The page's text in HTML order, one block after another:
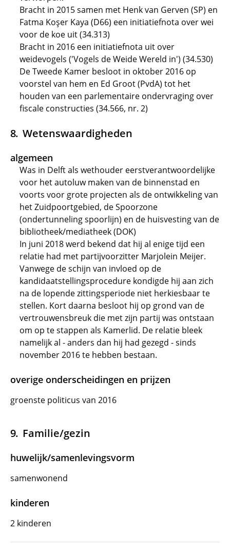
Bracht in 2015 samen met Henk van Gerven (SP) en
Fatma Koşer Kaya (D66) een initiatiefnota over wei
voor de koe uit (34.313)
Bracht in 2016 een initiatiefnota uit over
weidevogels ('Vogels de Weide Wereld in') (34.530)
De Tweede Kamer besloot in oktober 2016 op
voorstel van hem en Ed Groot (PvdA) tot het
houden van een parlementaire ondervraging over
fiscale constructies (34.566, nr. 2)
Wetenswaardigheden
algemeen
Was in Delft als wethouder eerstverantwoordelijke
voor het autoluw maken van de binnenstad en
voorts voor grote projecten als de ontwikkeling van
het Zuidpoortgebied, de Spoorzone
(ondertunneling spoorlijn) en de huisvesting van de
bibliotheek/mediatheek (DOK)
In juni 2018 werd bekend dat hij al enige tijd een
relatie had met partijvoorzitter Marjolein Meijer.
Vanwege de schijn van invloed op de
kandidaatstellingsprocedure kondigde hij aan zich
na de lopende zittingsperiode niet herkiesbaar te
stellen. Kort daarna besloot hij op grond van de
vertrouwensbreuk die met zijn partij was ontstaan
om op te stappen als Kamerlid. De relatie bleek
namelijk al - anders dan hij had gezegd - sinds
november 2016 te hebben bestaan.
overige onderscheidingen en prijzen
groenste politicus van 2016
Familie/gezin
huwelijk/samenlevingsvorm
samenwonend
kinderen
2 kinderen